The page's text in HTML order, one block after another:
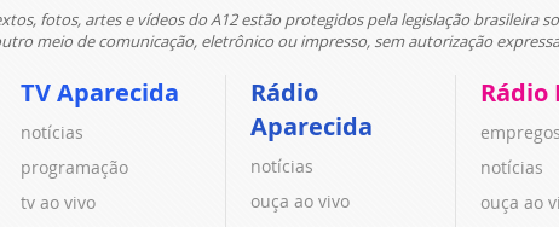
fotos, artes e vídeos do A12 estão protegidos pela legislação brasileira
meio de comunicação, eletrônico ou impresso, sem autorização
TV Aparecida
notícias
programação
tv ao vivo
Rádio
Aparecida
notícias
ouça ao vivo
Rádio
empregos
notícias
ouça ao